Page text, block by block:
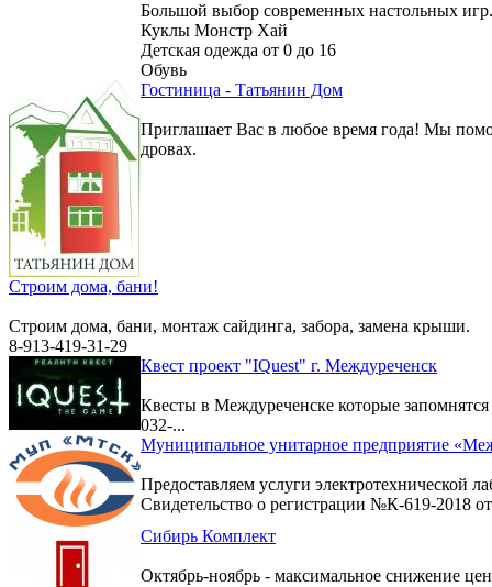
Большой выбор современных настольных игр.
Куклы Монстр Хай
Детская одежда от 0 до 16
Обувь
Гостиница - Татьянин Дом
Приглашает Вас в любое время года! Мы
дровах.
Строим дома, бани!
Строим дома, бани, монтаж сайдинга, забора, замена крыши.
8-913-419-31-29
Квест проект "IQuest" г. Междуреченск
Квесты в Междуреченске которые
032-...
Муниципальное унитарное предприятие
Предоставляем услуги электротехнической
Свидетельство о регистрации №К-619-2018 от
Сибирь Комплект
Октябрь-ноябрь - максимальное снижение